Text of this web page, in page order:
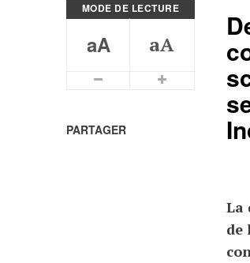
MODE DE LECTURE
aA aA
Plus petits caractèresPlus grands
PARTAGER
La
de